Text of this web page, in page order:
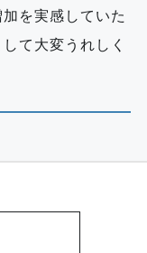
を実感していた
て大変うれしく